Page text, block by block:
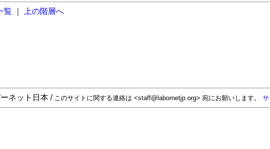
覧
上の階層へ
ネット日本 / このサイトに関する連絡は <staff@labornetjp.org> 宛にお願いします。